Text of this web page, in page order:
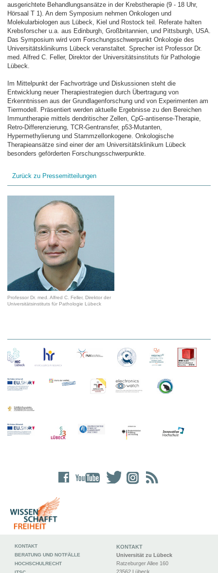
ausgerichtete Behandlungsansätze in der Krebstherapie (9 - 18 Uhr,
Hörsaal T 1). An dem Symposium nehmen Onkologen und
Molekularbiologen aus Lübeck, Kiel und Rostock teil. Referate halten
Krebsforscher u.a. aus Edinburgh, Großbritannien, und Pittsburgh, USA.
Das Symposium wird vom Forschungsschwerpunkt Onkologie des
Universitätsklinikums Lübeck veranstaltet. Sprecher ist Professor Dr.
med. Alfred C. Feller, Direktor der Universitätsinstituts für Pathologie
Lübeck.
Im Mittelpunkt der Fachvorträge und Diskussionen steht die
Entwicklung neuer Therapiestrategien durch Übertragung von
Erkenntnissen aus der Grundlagenforschung und von Experimenten am
Tiermodell. Präsentiert werden aktuelle Ergebnisse zu den Bereichen
Immuntherapie mittels dendritischer Zellen, CpG-antisense-Therapie,
Retro-Differenzierung, TCR-Gentransfer, p53-Mutanten,
Hypermethylierung und Stammzellonkogene. Onkologische
Therapieansätze sind einer der am Universitätsklinikum Lübeck
besonders geförderten Forschungsschwerpunkte.
Zurück zu Pressemitteilungen
Professor Dr. med. Alfred C. Feller, Direktor der
Universitätsinstituts für Pathologie Lübeck
KONTAKT
Universität zu Lübeck
Ratzeburger Allee 160
23562 Lübeck
KONTAKT
BERATUNG UND NOTFÄLLE
HOCHSCHULRECHT